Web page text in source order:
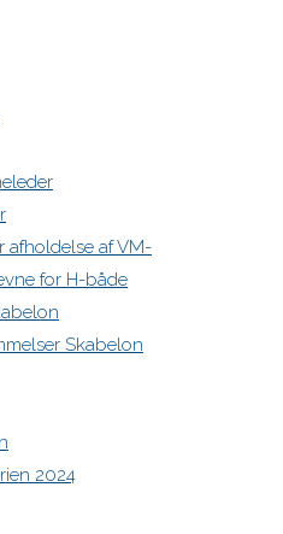
afholdelse af VM-
for H-både
Skabelon
2024